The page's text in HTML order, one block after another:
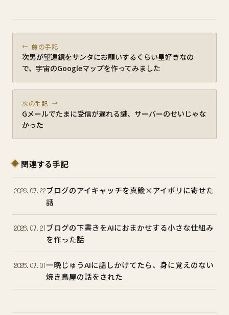
← 前の手記
次男が望遠鏡をサンタにお願いするくらい星好きなの
で、宇宙のGoogleマップを作ってみました
次の手記 →
Gメールでたまに受信が遅れる謎、サーバーのせいじゃな
かった
関連する手記
2026.07.22ブログのアイキャッチを真鍮×アイボリに寄せた
話
2026.07.21ブログの下書きをAIにおまかせする小さな仕組み
を作った話
2026.07.01一晩じゅうAIに話しかけてたら、身に覚えのない
焼き鳥屋の話をされた